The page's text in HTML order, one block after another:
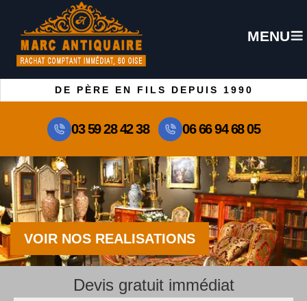
MENU
DE PÈRE EN FILS DEPUIS 1990
03 59 28 42 38 06 66 94 68 05
VOIR NOS REALISATIONS
Devis gratuit immédiat